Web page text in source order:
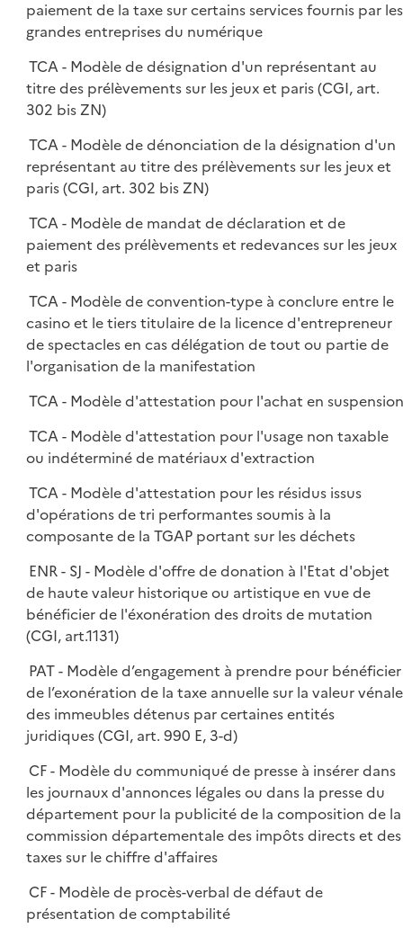
paiement de la taxe sur certains services fournis par les
grandes entreprises du numérique
TCA - Modèle de désignation d'un représentant au
titre des prélèvements sur les jeux et paris (CGI, art.
302 bis ZN)
TCA - Modèle de dénonciation de la désignation d'un
représentant au titre des prélèvements sur les jeux et
paris (CGI, art. 302 bis ZN)
TCA - Modèle de mandat de déclaration et de
paiement des prélèvements et redevances sur les jeux
et paris
TCA - Modèle de convention-type à conclure entre le
casino et le tiers titulaire de la licence d'entrepreneur
de spectacles en cas délégation de tout ou partie de
l'organisation de la manifestation
TCA - Modèle d'attestation pour l'achat en
TCA - Modèle d'attestation pour l'usage non taxable
ou indéterminé de matériaux d'extraction
TCA - Modèle d'attestation pour les résidus issus
d'opérations de tri performantes soumis à la
composante de la TGAP portant sur les déchets
ENR - SJ - Modèle d'offre de donation à l'Etat d'objet
de haute valeur historique ou artistique en vue de
bénéficier de l'éxonération des droits de mutation
(CGI, art.1131)
PAT - Modèle d’engagement à prendre pour bénéficier
de l’exonération de la taxe annuelle sur la valeur vénale
des immeubles détenus par certaines entités
juridiques (CGI, art. 990 E, 3-d)
CF - Modèle du communiqué de presse à insérer dans
les journaux d'annonces légales ou dans la presse du
département pour la publicité de la composition de la
commission départementale des impôts directs et des
taxes sur le chiffre d'affaires
CF - Modèle de procès-verbal de défaut de
présentation de comptabilité